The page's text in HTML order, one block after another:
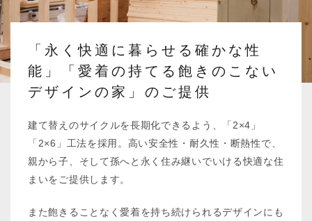
「永く快適に暮らせる確かな性
能」「愛着の持てる飽きのこない
デザインの家」のご提供
建て替えのサイクルを長期化できるよう、「2×4」
「2×6」工法を採用。高い安全性・耐久性・断熱性で、
親から子、そして孫へと永く住み継いでいける快適な住
まいをご提供します。
また飽きることなく愛着を持ち続けられるデザインにも